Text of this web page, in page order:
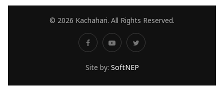
© 2026 Kachahari. All Rights Reserved.
Site by: SoftNEP